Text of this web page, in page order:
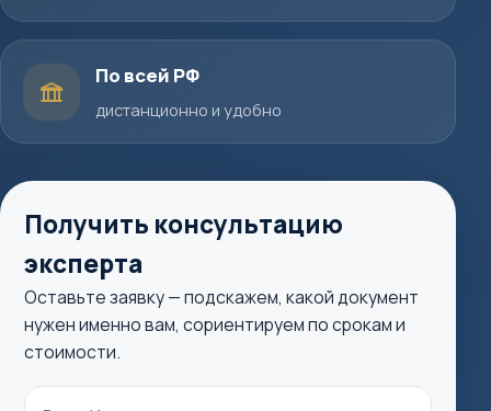
По всей РФ
дистанционно и удобно
Получить консультацию
эксперта
Оставьте заявку — подскажем, какой документ
нужен именно вам, сориентируем по срокам и
стоимости.